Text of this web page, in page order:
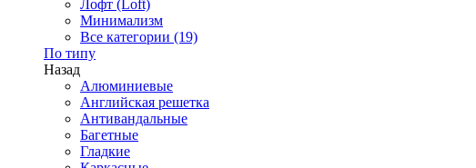
Лофт (Loft)
Минимализм
Все категории (19)
По типу
Назад
Алюминиевые
Английская решетка
Антивандальные
Багетные
Гладкие